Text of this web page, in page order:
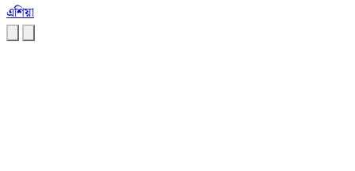
এশিয়া